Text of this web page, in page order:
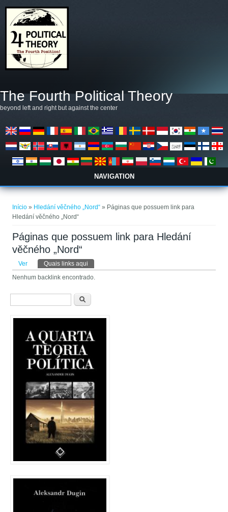
The Fourth Political Theory
beyond left and right but against the center
NAVIGATION
Início » Hledání věčného „Nord“ » Páginas que possuem link para
Hledání věčného „Nord“
Páginas que possuem link para Hledání
věčného „Nord“
Abas primárias
Ver Quais links aqui
Nenhum backlink encontrado.
Formulário de busca